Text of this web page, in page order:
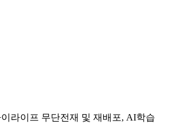
라이프 무단전재 및 재배포, AI학습